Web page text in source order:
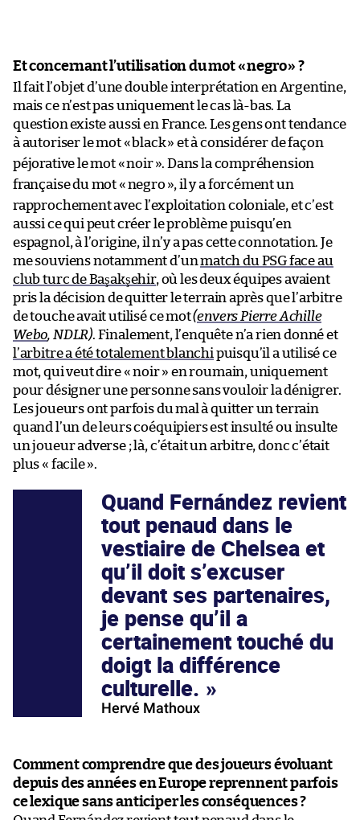
Et concernant l’utilisation du mot «negro» ?
Il fait l’objet d’une double interprétation en Argentine,
mais ce n’est pas uniquement le cas là-bas. La
question existe aussi en France. Les gens ont tendance
à autoriser le mot «black» et à considérer de façon
péjorative le mot «noir». Dans la compréhension
française du mot «negro », il y a forcément un
rapprochement avec l’exploitation coloniale, et c’est
aussi ce qui peut créer le problème puisqu’en
espagnol, à l’origine, il n’y a pas cette connotation. Je
me souviens notamment d’unmatch du PSG face au
club turc de Başakşehir, où les deux équipes avaient
pris la décision de quitter le terrain après que l’arbitre
de touche avait utilisé ce mot(envers Pierre Achille
Webo, NDLR). Finalement, l’enquête n’a rien donné et
l’arbitre a été totalement blanchi puisqu’il a utilisé ce
mot, qui veut dire « noir » en roumain, uniquement
pour désigner une personne sans vouloir la dénigrer.
Les joueurs ont parfois du mal à quitter un terrain
quand l’un de leurs coéquipiers est insulté ou insulte
un joueur adverse ; là, c’était un arbitre, donc c’était
plus « facile ».
Quand Fernández revient
tout penaud dans le
vestiaire de Chelsea et
qu’il doit s’excuser
devant ses partenaires,
je pense qu’il a
certainement touché du
doigt la différence
culturelle.
Hervé Mathoux
Comment comprendre que des joueurs évoluant
depuis des années en Europe reprennent parfois
ce lexique sans anticiper les conséquences ?